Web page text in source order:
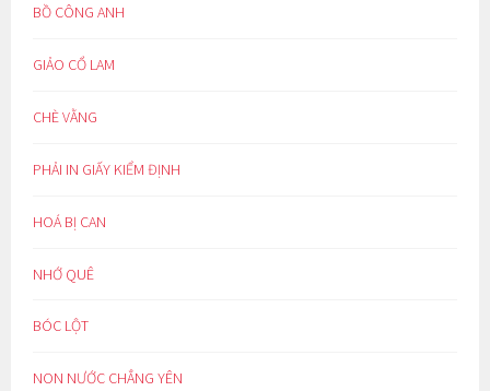
BỒ CÔNG ANH
GIẢO CỔ LAM
CHÈ VẰNG
PHẢI IN GIẤY KIỂM ĐỊNH
HOÁ BỊ CAN
NHỚ QUÊ
BÓC LỘT
NON NƯỚC CHẲNG YÊN